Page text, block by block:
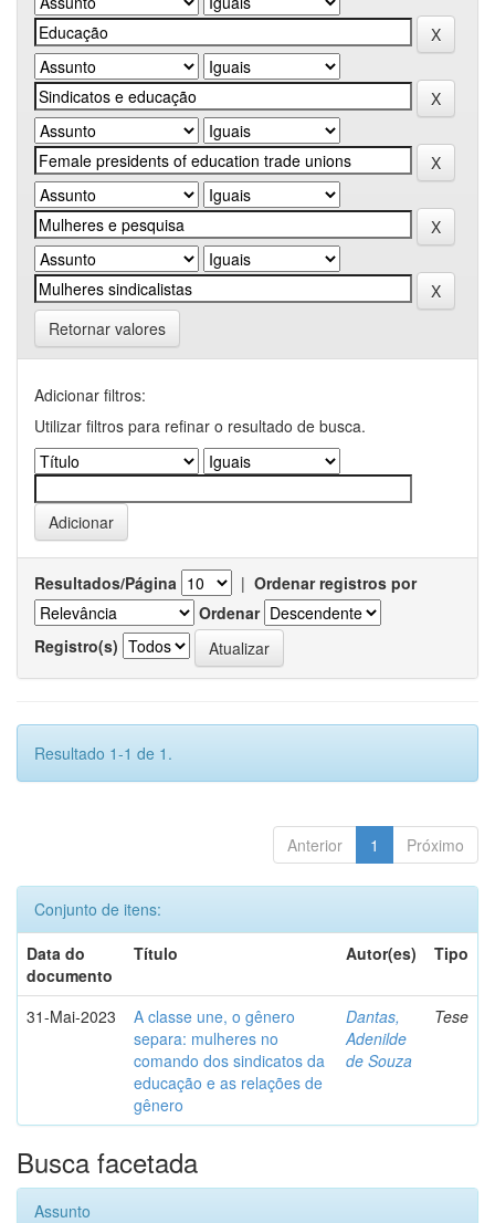
Retornar valores
Adicionar filtros:
Utilizar filtros para refinar o resultado de busca.
Resultados/Página | Ordenar registros por
Ordenar
Registro(s)
Resultado 1-1 de 1.
Anterior 1 Próximo
Conjunto de itens:
Data do
documento
Título Autor(es) Tipo
31-Mai-2023
A classe une, o gênero
separa: mulheres no
comando dos sindicatos da
educação e as relações de
gênero
Dantas,
Adenilde
de Souza
Tese
Busca facetada
Assunto